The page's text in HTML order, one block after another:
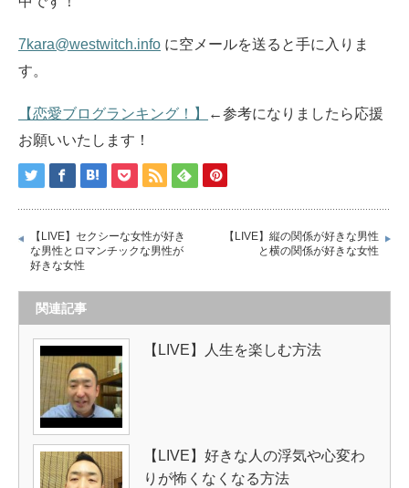
7kara@westwitch.info に空メールを送ると手に入りま
す。
【恋愛ブログランキング！】
←参考になりましたら応援
お願いいたします！
【LIVE】セクシーな女性が好き
な男性とロマンチックな男性が
好きな女性
【LIVE】縦の関係が好きな男性
と横の関係が好きな女性
関連記事
【LIVE】人生を楽しむ方法
【LIVE】好きな人の浮気や心変わ
りが怖くなくなる方法